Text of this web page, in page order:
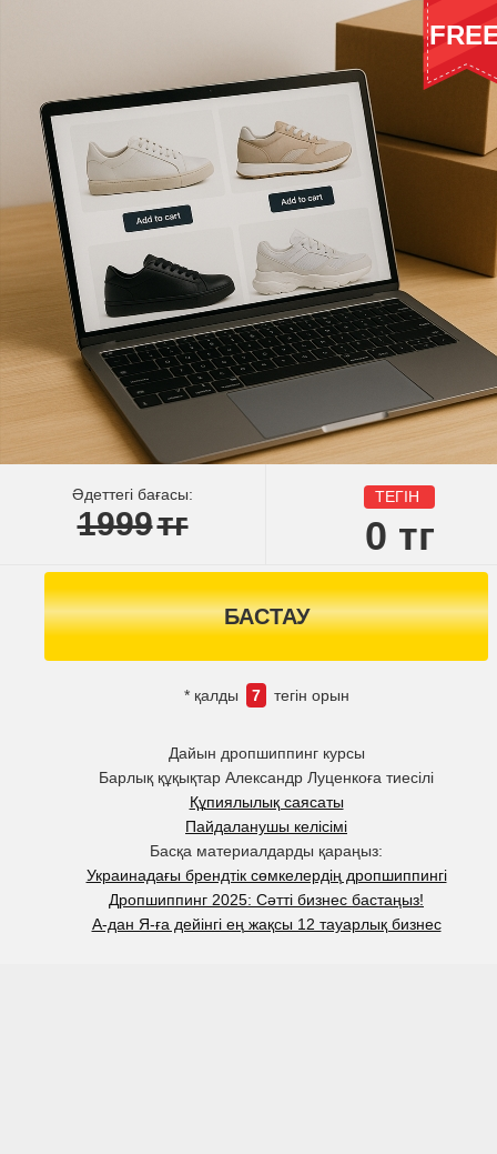
Әдеттегі бағасы:
1999тг
ТЕГІН
0 тг
БАСТАУ
* қалды 7 тегін орын
Дайын дропшиппинг курсы
Барлық құқықтар Александр Луценкоға тиесілі
Құпиялылық саясаты
Пайдаланушы келісімі
Басқа материалдарды қараңыз:
Украинадағы брендтік сөмкелердің дропшиппингі
Дропшиппинг 2025: Сәтті бизнес бастаңыз!
А-дан Я-ға дейінгі ең жақсы 12 тауарлық бизнес